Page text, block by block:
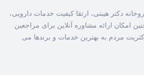
دکتر هیبتی، ارتقا کیفیت خدمات دارویی،
امکان ارائه مشاوره آنلاین برای مراجعین
مردم به بهترین خدمات و برندها می